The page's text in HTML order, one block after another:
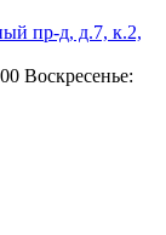
пр-д, д.7, к.2,
Воскресенье: